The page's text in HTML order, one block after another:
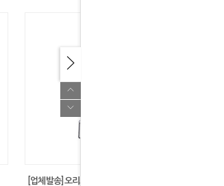
[업체발송]오리스타 원형 2구 소스 디스펜서